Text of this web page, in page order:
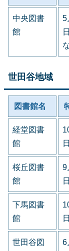
中央図書
館
5
世田谷地域
図書館名
経堂図書
館
桜丘図書
館
9
下馬図書
館
世田谷図
6